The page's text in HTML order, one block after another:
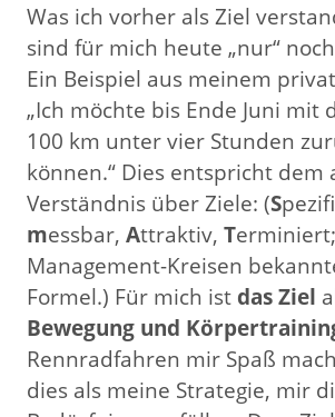
Was ich vorher als Ziel
sind für mich heute „nur“
Ein Beispiel aus meinem
„Ich möchte bis Ende Juni mit
100 km unter vier Stunden
können.“ Dies entspricht dem
Verständnis über Ziele: (S
messbar, Attraktiv, T
Management-Kreisen
Formel.) Für mich ist das Ziel
Bewegung und
Rennradfahren mir Spaß
dies als meine Strategie, mir